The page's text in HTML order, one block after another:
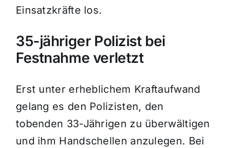
Einsatzkräfte los.
35-jähriger Polizist bei
Festnahme verletzt
Erst unter erheblichem Kraftaufwand
gelang es den Polizisten, den
tobenden 33-Jährigen zu überwältigen
und ihm Handschellen anzulegen. Bei